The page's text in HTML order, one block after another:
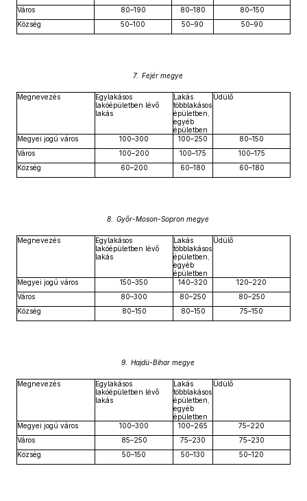
Város
80–190 80–180
80–150
Község
50–100 50–90 50–90
7. Fejér megye
Megnevezés
Egylakásos
lakóépületben lévő
lakás
Lakás
többlakásos
épületben,
egyéb
épületben
Üdülő
Megyei jogú város 100–300 100–250
80–150
Város
100–200 100–175
100–175
Község
60–200 60–180 60–180
8. Győr-Moson-Sopron megye
Megnevezés
Egylakásos
lakóépületben lévő
lakás
Lakás
többlakásos
épületben,
egyéb
épületben
Üdülő
Megyei jogú város 150–350 140–320
120–220
Város
80–300 80–250
80–250
Község
80–150 80–150 75–150
9. Hajdú-Bihar megye
Megnevezés
Egylakásos
lakóépületben lévő
lakás
Lakás
többlakásos
épületben,
egyéb
épületben
Üdülő
Megyei jogú város 100–300 100–265
75–220
Város
85–250 75–230
75–230
Község
50–150 50–130 50–120